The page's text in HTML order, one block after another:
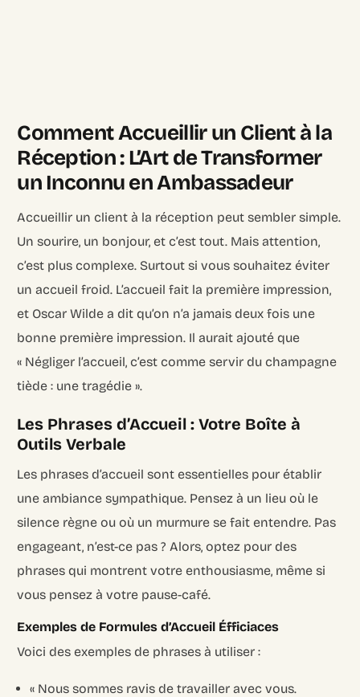
Comment Accueillir un Client à la
Réception : L’Art de Transformer
un Inconnu en Ambassadeur
Accueillir un client à la réception peut sembler simple.
Un sourire, un bonjour, et c’est tout. Mais attention,
c’est plus complexe. Surtout si vous souhaitez éviter
un accueil froid. L’accueil fait la première impression,
et Oscar Wilde a dit qu’on n’a jamais deux fois une
bonne première impression. Il aurait ajouté que
« Négliger l’accueil, c’est comme servir du champagne
tiède : une tragédie ».
Les Phrases d’Accueil : Votre Boîte à
Outils Verbale
Les phrases d’accueil sont essentielles pour établir
une ambiance sympathique. Pensez à un lieu où le
silence règne ou où un murmure se fait entendre. Pas
engageant, n’est-ce pas ? Alors, optez pour des
phrases qui montrent votre enthousiasme, même si
vous pensez à votre pause-café.
Exemples de Formules d’Accueil Éfficiaces
Voici des exemples de phrases à utiliser :
« Nous sommes ravis de travailler avec vous.